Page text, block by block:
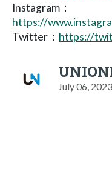
Instagram：
https://
Twitter： https://
July 06, 2023